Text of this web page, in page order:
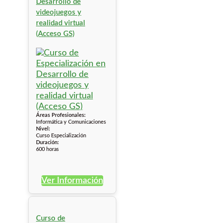
Desarrollo de
videojuegos y
realidad virtual
(Acceso GS)
Áreas Profesionales:
Informática y Comunicaciones
Nivel:
Curso Especialización
Duración:
600 horas
Ver Información
Curso de